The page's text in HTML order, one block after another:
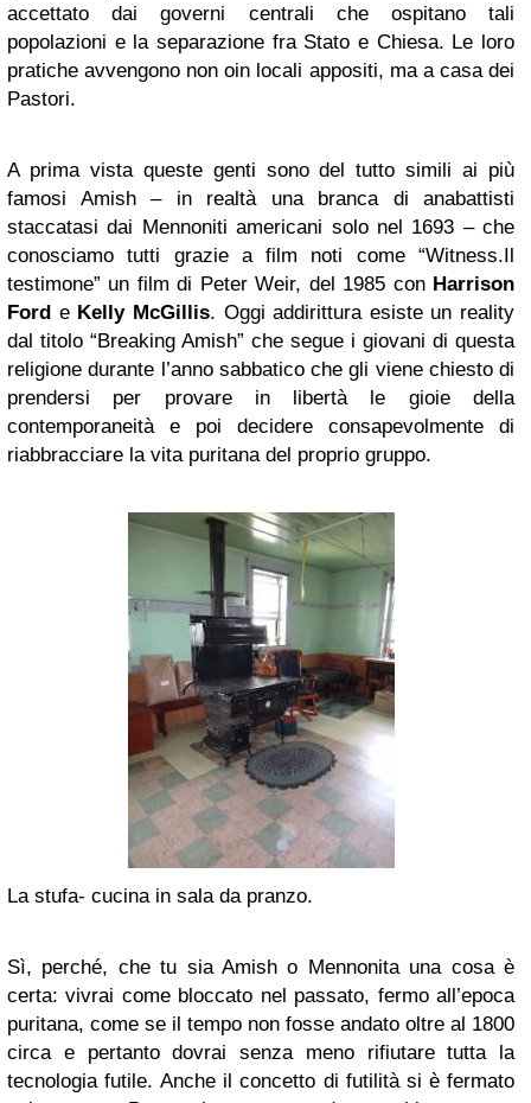
accettato dai governi centrali che ospitano tali
popolazioni e la separazione fra Stato e Chiesa. Le loro
pratiche avvengono non oin locali appositi, ma a casa dei
Pastori.
A prima vista queste genti sono del tutto simili ai più
famosi Amish – in realtà una branca di anabattisti
staccatasi dai Mennoniti americani solo nel 1693 – che
conosciamo tutti grazie a film noti come “Witness.Il
testimone” un film di Peter Weir, del 1985 con Harrison
Ford e Kelly McGillis. Oggi addirittura esiste un reality
dal titolo “Breaking Amish” che segue i giovani di questa
religione durante l’anno sabbatico che gli viene chiesto di
prendersi per provare in libertà le gioie della
contemporaneità e poi decidere consapevolmente di
riabbracciare la vita puritana del proprio gruppo.
La stufa- cucina in sala da pranzo.
Sì, perché, che tu sia Amish o Mennonita una cosa è
certa: vivrai come bloccato nel passato, fermo all’epoca
puritana, come se il tempo non fosse andato oltre al 1800
circa e pertanto dovrai senza meno rifiutare tutta la
tecnologia futile. Anche il concetto di futilità si è fermato